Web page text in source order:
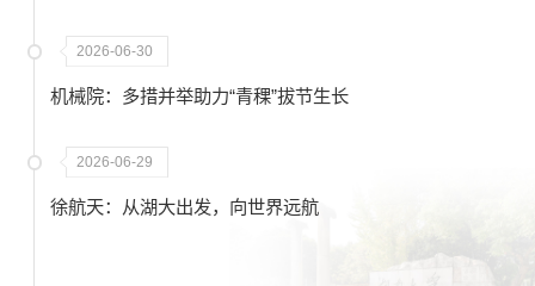
2026-06-30
机械院：多措并举助力“青稞”拔节生长
2026-06-29
徐航天：从湖大出发，向世界远航